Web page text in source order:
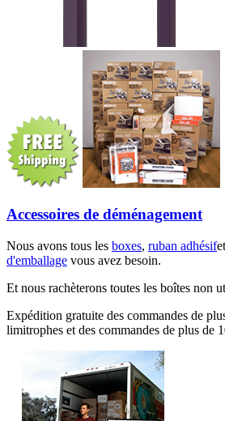
Accessoires de déménagement
Nous avons tous les boxes, ruban adhésifet
d'emballage vous avez besoin.
Et nous rachèterons toutes les boîtes non
Expédition gratuite des commandes de
limitrophes et des commandes de plus de